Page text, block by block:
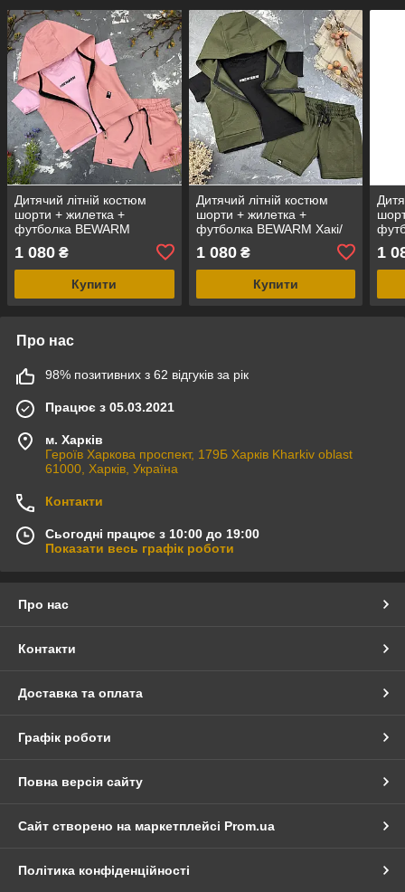
Дитячий літній костюм
шорти + жилетка +
футболка BEWARM
1 080 ₴
Купити
Дитячий літній костюм
шорти + жилетка +
футболка BEWARM Хакі/
1 080₴
Купити
1
Про нас
98% позитивних з 62 відгуків за рік
Працює з 05.03.2021
м. Харків
Героїв Харкова проспект, 179Б Харків Kharkiv oblast
61000, Харків, Україна
Контакти
Сьогодні працює з 10:00 до 19:00
Показати весь графік роботи
Про нас
Контакти
Доставка та оплата
Графік роботи
Повна версія сайту
Сайт створено на маркетплейсі Prom.ua
Політика конфіденційності